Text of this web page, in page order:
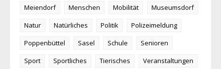
Meiendorf
Menschen Mobilität
Museumsdorf
Natur
Natürliches Politik
Polizeimeldung
Poppenbüttel
Sasel Schule
Senioren
Sport
Sportliches Tierisches
Veranstaltungen